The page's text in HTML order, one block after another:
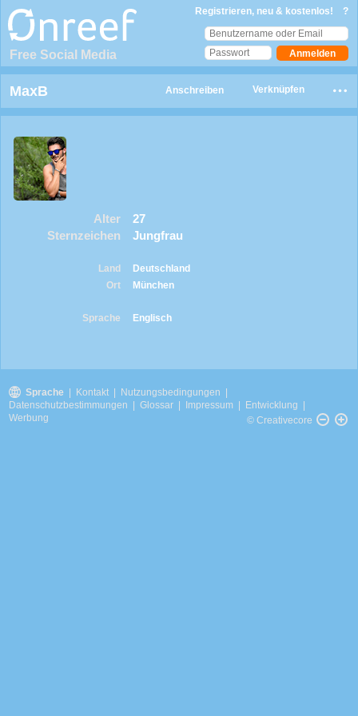
Free Social Media
Registrieren, neu & kostenlos! ?
MaxB Verknüpfen
Anschreiben
Alter
27
Sternzeichen
Jungfrau
Land
Deutschland
Ort
München
Sprache Englisch
Sprache Kontakt Nutzungsbedingungen
Datenschutzbestimmungen
Glossar Impressum Entwicklung
Werbung
© Creativecore